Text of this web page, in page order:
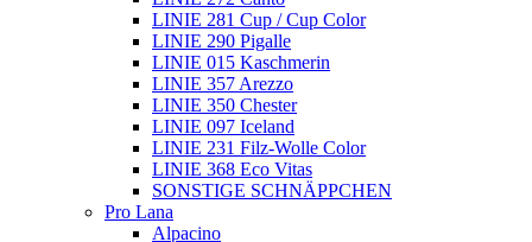
LINIE 281 Cup / Cup Color
LINIE 290 Pigalle
LINIE 015 Kaschmerin
LINIE 357 Arezzo
LINIE 350 Chester
LINIE 097 Iceland
LINIE 231 Filz-Wolle Color
LINIE 368 Eco Vitas
SONSTIGE SCHNÄPPCHEN
Pro Lana
Alpacino